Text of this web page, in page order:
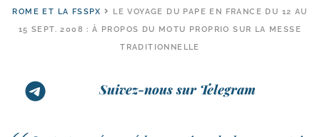
ROME ET LA FSSPX
LE VOYAGE DU PAPE EN FRANCE DU 12 AU
15 SEPT. 2008 : À PROPOS DU MOTU PROPRIO SUR LA MESSE
TRADITIONNELLE
Suivez-nous sur Telegram